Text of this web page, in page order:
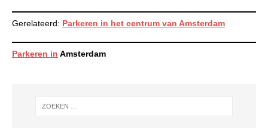
Gerelateerd: Parkeren in het centrum van Amsterdam
Parkeren in Amsterdam